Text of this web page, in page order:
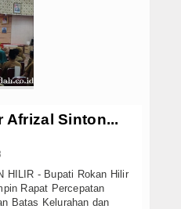
Afrizal Sinton...
HILIR - Bupati Rokan Hilir
Rapat Percepatan
Batas Kelurahan dan